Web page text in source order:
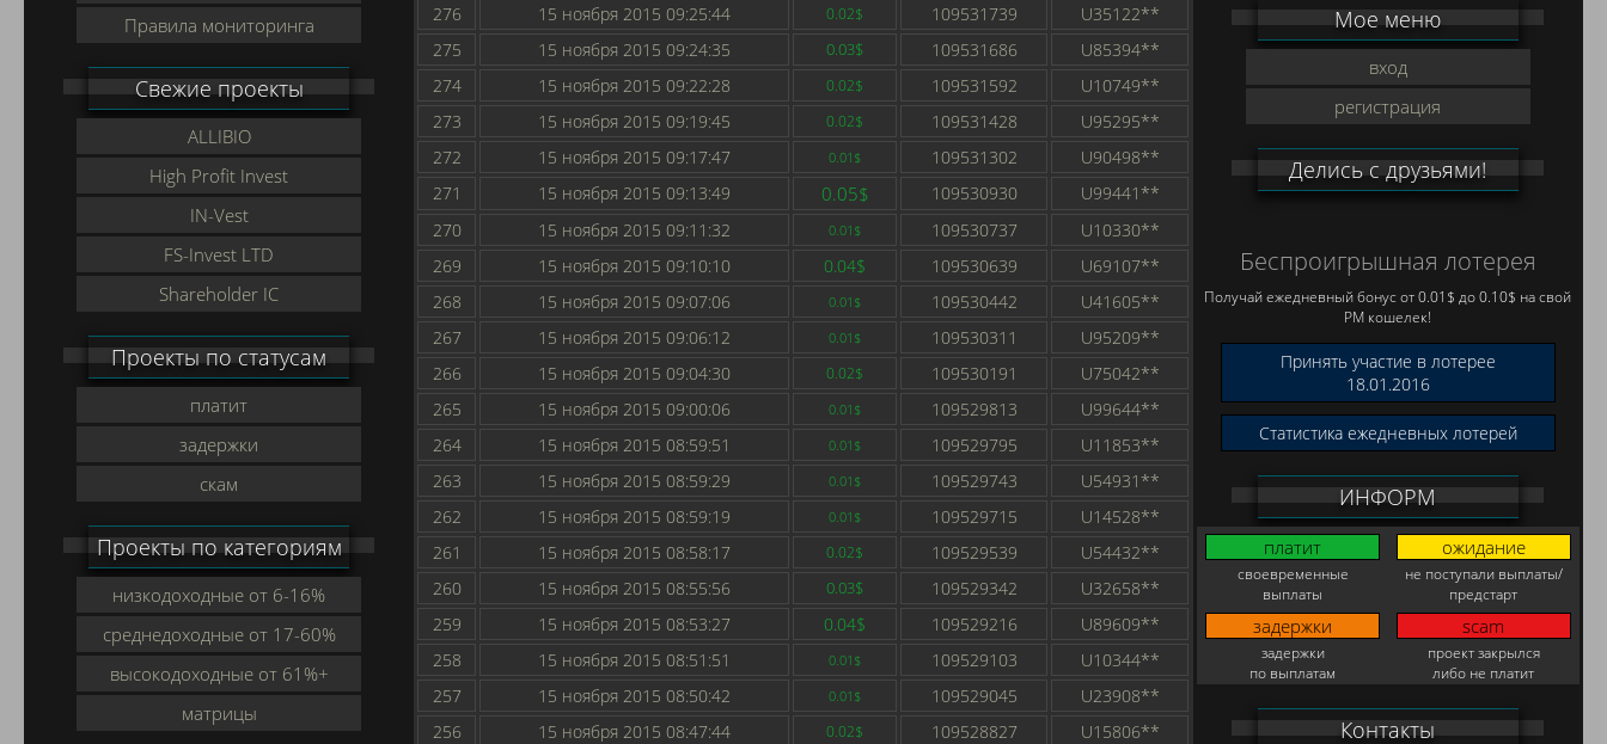
Правила мониторинга
Свежие проекты
ALLIBIO
High Profit Invest
IN-Vest
FS-Invest LTD
Shareholder IC
Проекты по статусам
платит
задержки
скам
Проекты по категориям
низкодоходные от 6-16%
среднедоходные от 17-60%
высокодоходные от 61%+
матрицы
276
15 ноября 2015 09:25:44 0.02$ 109531739
U35122**
275
15 ноября 2015 09:24:35 0.03$ 109531686
U85394**
274
15 ноября 2015 09:22:28 0.02$ 109531592
U10749**
273
15 ноября 2015 09:19:45 0.02$ 109531428
U95295**
272
15 ноября 2015 09:17:47 0.01$ 109531302
U90498**
271
15 ноября 2015 09:13:49 0.05$ 109530930
U99441**
270
15 ноября 2015 09:11:32 0.01$ 109530737
U10330**
269
15 ноября 2015 09:10:10 0.04$ 109530639
U69107**
268
15 ноября 2015 09:07:06 0.01$ 109530442
U41605**
267
15 ноября 2015 09:06:12 0.01$ 109530311
U95209**
266
15 ноября 2015 09:04:30 0.02$ 109530191
U75042**
265
15 ноября 2015 09:00:06 0.01$ 109529813
U99644**
264
15 ноября 2015 08:59:51 0.01$ 109529795
U11853**
263
15 ноября 2015 08:59:29 0.01$ 109529743
U54931**
262
15 ноября 2015 08:59:19 0.01$ 109529715
U14528**
261
15 ноября 2015 08:58:17 0.02$ 109529539
U54432**
260
15 ноября 2015 08:55:56 0.03$ 109529342
U32658**
259
15 ноября 2015 08:53:27 0.04$ 109529216
U89609**
258
15 ноября 2015 08:51:51 0.01$ 109529103
U10344**
257
15 ноября 2015 08:50:42 0.01$ 109529045
U23908**
256
15 ноября 2015 08:47:44 0.02$ 109528827
U15806**
Мое меню
вход
регистрация
Делись с друзьями!
Беспроигрышная лотерея
Получай ежедневный бонус от 0.01$ до 0.10$ на свой
PM кошелек!
Принять участие в лотерее
18.01.2016
Статистика ежедневных лотерей
ИНФОРМ
платит
своевременные
выплаты
ожидание
не поступали выплаты/
предстарт
задержки
задержки
по выплатам
scam
проект закрылся
либо не платит
Контакты